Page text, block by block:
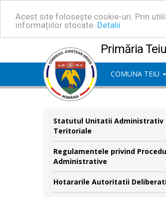
Acest site folosește cookie-uri. Prin
informațiilor stocate. Detalii
Primăria Teiu
COMUNA TEIU
Statutul Unitatii Administrativ
Teritoriale
Regulamentele privind
Administrative
Hotararile Autoritatii